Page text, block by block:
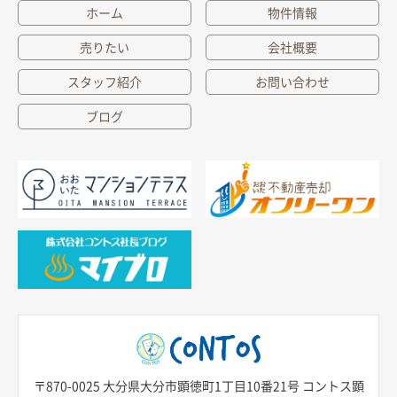
ホーム
物件情報
売りたい
会社概要
スタッフ紹介
お問い合わせ
ブログ
〒870-0025 大分県大分市顕徳町1丁目10番21号 コントス顕